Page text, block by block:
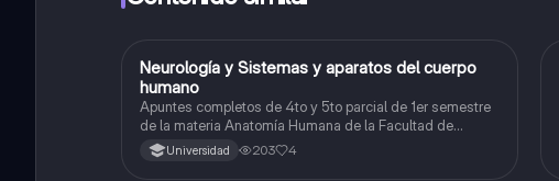
Biología
Neurología y Sistemas y aparatos del cuerpo
humano
Apuntes completos de 4to y 5to parcial de 1er semestre
de la materia Anatomía Humana de la Facultad de
Odontología UANL
Universidad 203 4